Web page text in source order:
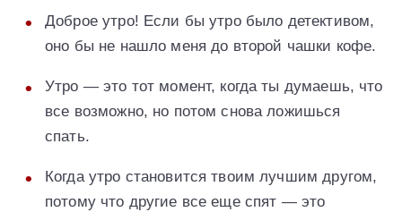
Доброе утро! Если бы утро было детективом,
оно бы не нашло меня до второй чашки кофе.
Утро — это тот момент, когда ты думаешь, что
все возможно, но потом снова ложишься
спать.
Когда утро становится твоим лучшим другом,
потому что другие все еще спят — это